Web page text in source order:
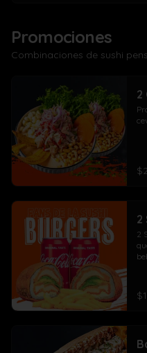
Promociones
Combinaciones de sushi
2
2
2